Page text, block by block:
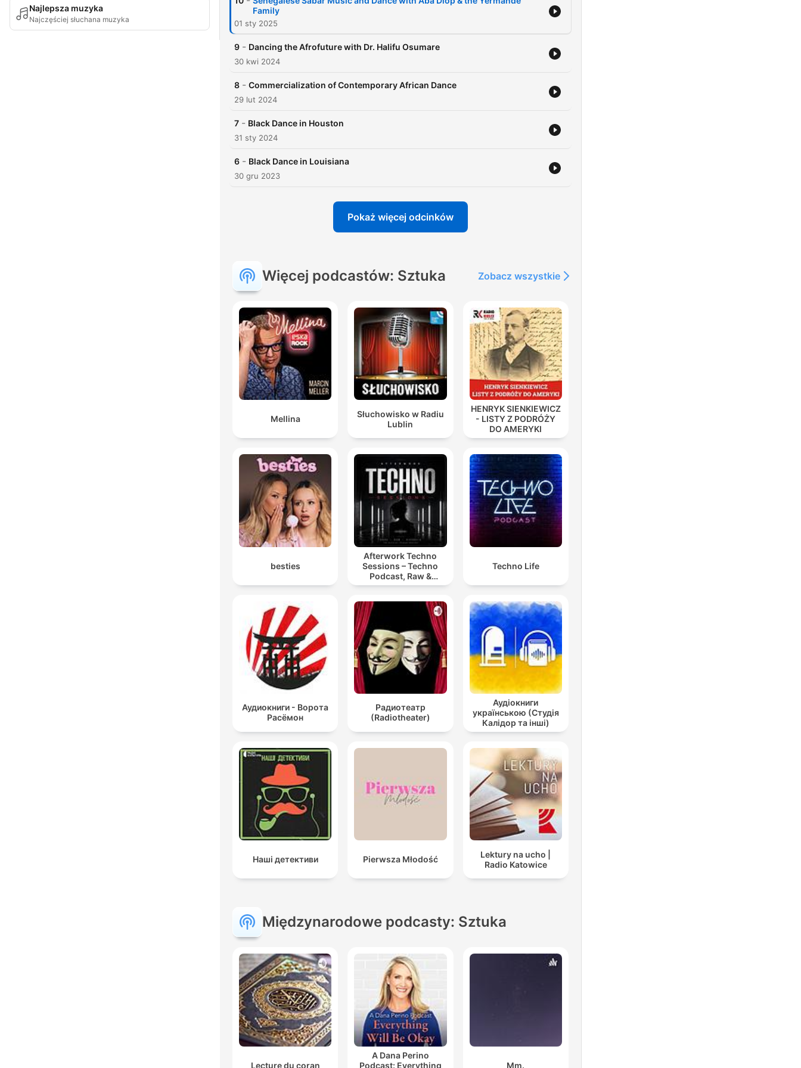
Najlepsza muzyka
Najczęściej słuchana muzyka
Family
01 sty 2025
9 - Dancing the Afrofuture with Dr. Halifu Osumare
30 kwi 2024
8 - Commercialization of Contemporary African Dance
29 lut 2024
7 - Black Dance in Houston
31 sty 2024
6 - Black Dance in Louisiana
30 gru 2023
Pokaż więcej odcinków
Więcej podcastów: Sztuka Zobacz wszystkie
Mellina
Słuchowisko w Radiu
Lublin
HENRYK SIENKIEWICZ
- LISTY Z PODRÓŻY
DO AMERYKI
besties
Afterwork Techno
Sessions – Techno
Podcast, Raw &
Hypnotic Techno
Techno Life
Аудиокниги - Ворота
Расёмон
Радиотеатр
(Radiotheater)
Аудіокниги
українською (Студія
Калідор та інші)
Наші детективи Pierwsza Młodość
Lektury na ucho |
Radio Katowice
Międzynarodowe podcasty: Sztuka
Lecture du coran
A Dana Perino
Podcast: Everything
Mm.